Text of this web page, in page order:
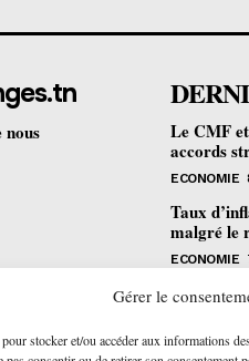
Gérer le
stocker et/ou accéder aux informations
nous
Le CMF
accords
ECONOMIE
Taux
malgré le
ECONOMIE
Une